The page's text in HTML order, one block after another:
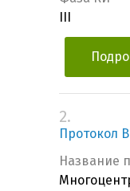
2.
Протокол
Название